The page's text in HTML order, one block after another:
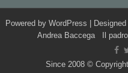
Powered by WordPress |
Andrea Baccega Il
Since 2008 ©